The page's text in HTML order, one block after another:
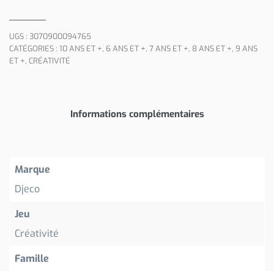
UGS : 3070900094765
CATÉGORIES : 10 ANS ET +, 6 ANS ET +, 7 ANS ET +, 8 ANS ET +, 9 ANS
ET +, CRÉATIVITÉ
Informations complémentaires
Marque
Djeco
Jeu
Créativité
Famille